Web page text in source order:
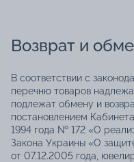
Возврат и
В соответствии с
перечню товаров
подлежат обмену и
постановлением
1994 года № 172 «О
Закона Украины «О
от 07.12.2005 года,